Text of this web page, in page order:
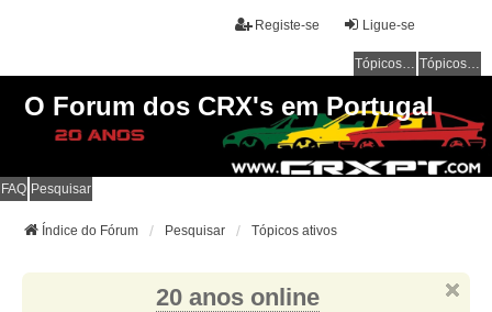
Ligue-se
Registe-se
Tópicos sem resposta Tópicos ativos
O Forum dos CRX's em Portugal
FAQ Pesquisar
Índice do Fórum Pesquisar Tópicos ativos
20 anos online